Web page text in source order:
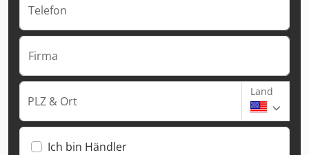
Telefon
Firma
PLZ & Ort
Land
Ich bin Händler